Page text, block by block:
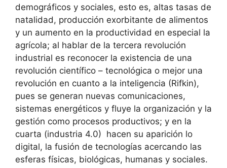
demográficos y sociales, esto es, altas tasas de
natalidad, producción exorbitante de alimentos
y un aumento en la productividad en especial la
agrícola; al hablar de la tercera revolución
industrial es reconocer la existencia de una
revolución científico – tecnológica o mejor una
revolución en cuanto a la inteligencia (Rifkin),
pues se generan nuevas comunicaciones,
sistemas energéticos y fluye la organización y la
gestión como procesos productivos; y en la
cuarta (industria 4.0) hacen su aparición lo
digital, la fusión de tecnologías acercando las
esferas físicas, biológicas, humanas y sociales.